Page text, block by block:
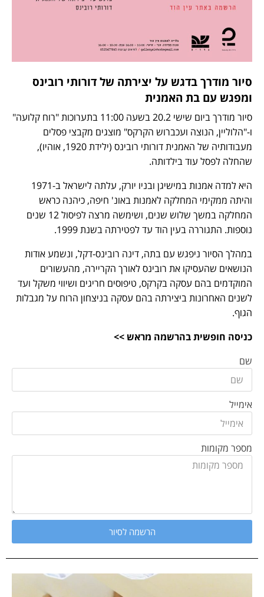
סיור מודרך בדגש על יצירתה של דורותי רובינס
ומפגש עם בת האמנית
סיור מודרך ביום שישי 20.2 בשעה 11:00 בתערוכות "רוח קלועה"
ו-"הלוליין, הנוצה ועכברוש הקרקס" מוצגים מקבצי פסלים
מעבודותיה של האמנית דורותי רובינס (ילידת 1920, אוהיו),
שהחלה לפסל עוד בילדותה.
היא למדה אמנות במישיגן ובניו יורק, עלתה לישראל ב-1971
והיתה ממקימי המחלקה לאמנות באונ' חיפה, כיהנה כראש
המחלקה במשך שלוש שנים, ושימשה מרצה לפיסול 12 שנים
נוספות. התגוררה בעין הוד עד לפטירתה בשנת 1999.
במהלך הסיור ניפגש עם בתה, דינה רובינס-דקל, ונשמע אודות
הנושאים שהעסיקו את רובינס לאורך הקריירה, מהעשורים
המוקדמים בהם עסקה בקרקס, טיפוסים חריגים ושיווי משקל ועד
לשנים האחרונות ביצירתה בהם עסקה בניצחון הרוח על מגבלות
הגוף.
כניסה חופשית בהרשמה מראש >>
שם
אימייל
מספר מקומות
הרשמה לסיור